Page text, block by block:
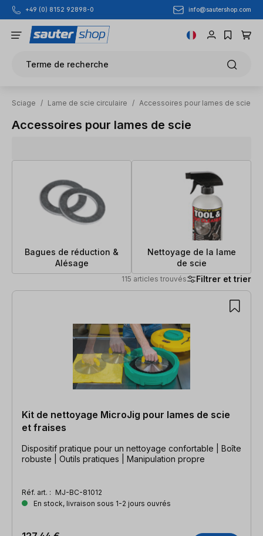
Passer au contenu principal
+49 (0) 8152 92898-0 info@sautershop.com
Terme de recherche
Sciage / Lame de scie circulaire / Accessoires pour lames de scie
Accessoires pour lames de scie
Bagues de réduction &
Alésage
Nettoyage de la lame
de scie
115 articles trouvés Filtrer et trier
115 articles trouvés
Kit de nettoyage MicroJig pour lames de scie
et fraises
Dispositif pratique pour un nettoyage confortable | Boîte
robuste | Outils pratiques | Manipulation propre
Réf. art. : MJ-BC-81012
En stock, livraison sous 1-2 jours ouvrés